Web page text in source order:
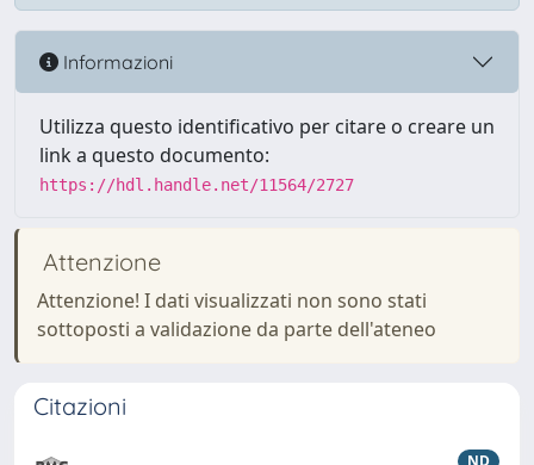
Informazioni
Utilizza questo identificativo per citare o creare un
link a questo documento:
https://hdl.handle.net/11564/2727
Attenzione
Attenzione! I dati visualizzati non sono stati
sottoposti a validazione da parte dell'ateneo
Citazioni